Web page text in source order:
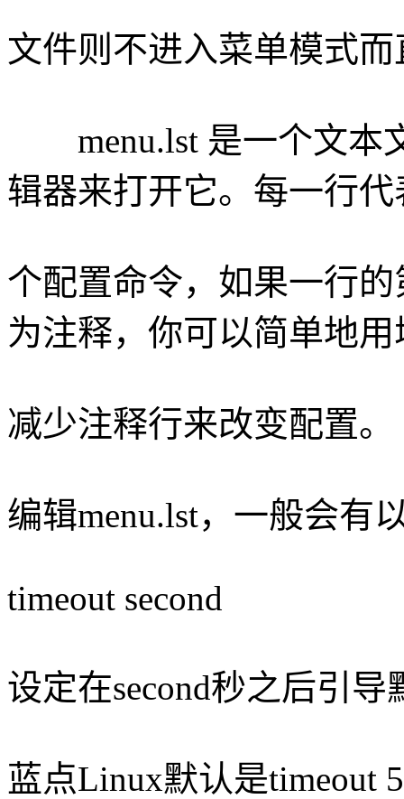
文件则不进入菜单模式
menu.lst 是一个文本
辑器来打开它。每一行代
个配置命令，如果一行
为注释，你可以简单地
减少注释行来改变配置。
编辑menu.lst，一般会有
timeout second
设定在second秒之后引
蓝点Linux默认是timeout